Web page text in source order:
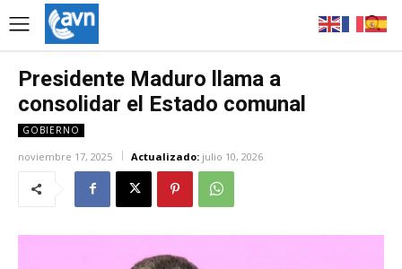
Presidente Maduro llama a
consolidar el Estado comunal
GOBIERNO
noviembre 17, 2025 Actualizado: julio 10, 2026